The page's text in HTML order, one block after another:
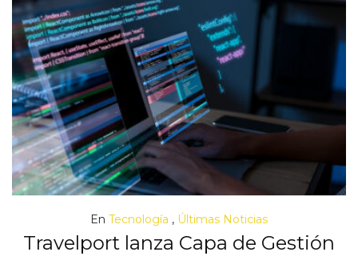
En Tecnología , Últimas Noticias
Travelport lanza Capa de Gestión